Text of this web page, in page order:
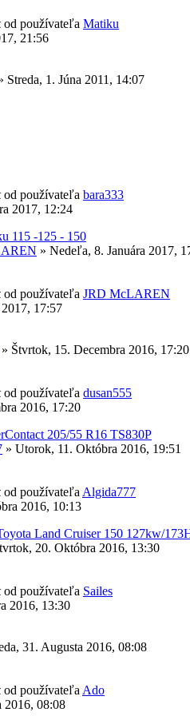
od používateľa Matiku
21:56
Streda, 1. Júna 2011, 14:07
od používateľa bara333
2017, 12:24
115 -125 - 150
» Nedeľa, 8. Januára 2017,
od používateľa JRD McLAREN
17:57
» Štvrtok, 15. Decembra 2016, 17:20
od používateľa dusan555
2016, 17:20
205/55 R16 TS830P
» Utorok, 11. Októbra 2016, 19:51
od používateľa Algida777
2016, 10:13
Land Cruiser 150 127kw/
20. Októbra 2016, 13:30
od používateľa Sailes
2016, 13:30
31. Augusta 2016, 08:08
od používateľa Ado
2016, 08:08